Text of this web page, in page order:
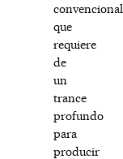
convencional,
que
requiere
de
un
trance
profundo
para
producir